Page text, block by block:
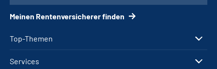
Top-Themen
Services
Meinen Rentenversicherer finden